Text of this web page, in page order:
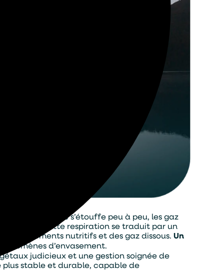
aquatique s’étouffe peu à peu, les gaz
respirer. Cette respiration se traduit par un
des éléments nutritifs et des gaz dissous.Un
d’envasement.
judicieux et une gestion soignée de
plus stable et durable, capable de